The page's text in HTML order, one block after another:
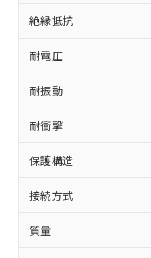
絶縁抵抗
耐電圧
耐振動
耐衝撃
保護構造
接続方式
質量
以下の条件
商品
(税抜)
当社
本サ
こと
在庫
記載
タに
対応予定な
非含有に非
調査・確認
非含有の対
非該当品：
害物質有無
仕入先様の
むを得ず変
「○」：最
基準値以下
「×」：最大
基準値を超
「－」：未
当社
為替
（以
また